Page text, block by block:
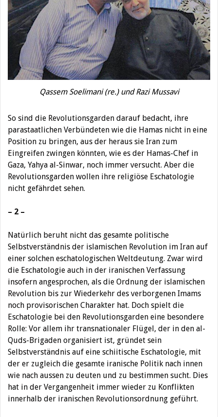
Qassem Soelimani (re.) und Razi Mussavi
So sind die Revolutionsgarden darauf bedacht, ihre
parastaatlichen Verbündeten wie die Hamas nicht in eine
Position zu bringen, aus der heraus sie Iran zum
Eingreifen zwingen könnten, wie es der Hamas-Chef in
Gaza, Yahya al-Sinwar, noch immer versucht. Aber die
Revolutionsgarden wollen ihre religiöse Eschatologie
nicht gefährdet sehen.
– 2 –
Natürlich beruht nicht das gesamte politische
Selbstverständnis der islamischen Revolution im Iran auf
einer solchen eschatologischen Weltdeutung. Zwar wird
die Eschatologie auch in der iranischen Verfassung
insofern angesprochen, als die Ordnung der islamischen
Revolution bis zur Wiederkehr des verborgenen Imams
noch provisorischen Charakter hat. Doch spielt die
Eschatologie bei den Revolutionsgarden eine besondere
Rolle: Vor allem ihr transnationaler Flügel, der in den al-
Quds-Brigaden organisiert ist, gründet sein
Selbstverständnis auf eine schiitische Eschatologie, mit
der er zugleich die gesamte iranische Politik nach innen
wie nach aussen zu deuten und zu bestimmen sucht. Dies
hat in der Vergangenheit immer wieder zu Konflikten
innerhalb der iranischen Revolutionsordnung geführt.